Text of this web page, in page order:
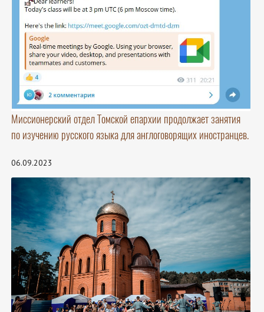
Миссионерский отдел Томской епархии продолжает занятия
по изучению русского языка для англоговорящих иностранцев.
06.09.2023